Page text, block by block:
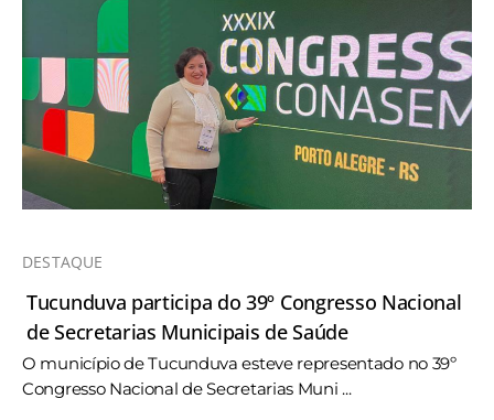
DESTAQUE
Tucunduva participa do 39º Congresso Nacional
de Secretarias Municipais de Saúde
O município de Tucunduva esteve representado no 39º
Congresso Nacional de Secretarias Muni ...